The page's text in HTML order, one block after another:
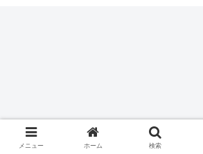
メニュー ホーム 検索